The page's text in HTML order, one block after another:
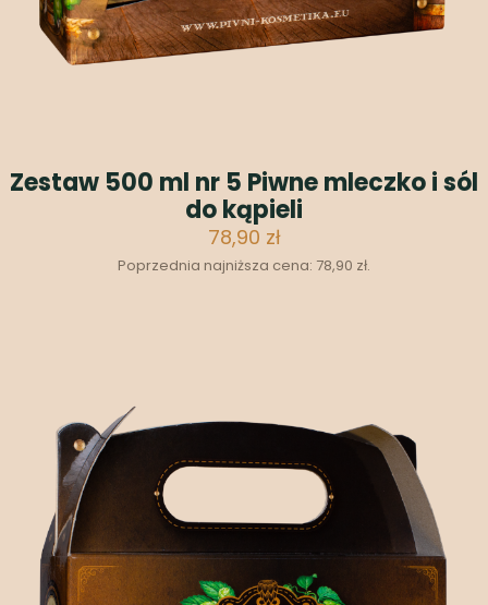
Zestaw 500 ml nr 5 Piwne mleczko i sól
do kąpieli
78,90 zł
Poprzednia najniższa cena: 78,90 zł.